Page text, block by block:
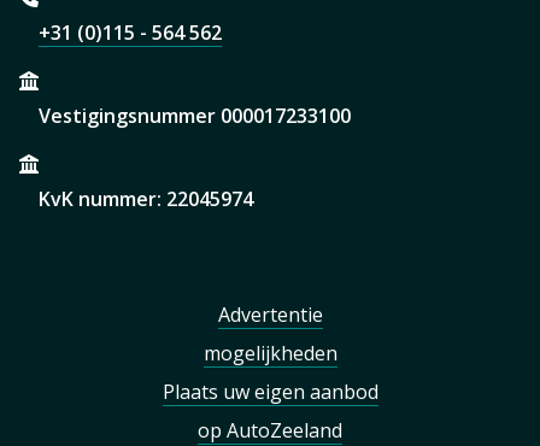
+31 (0)115 - 564 562
Vestigingsnummer 000017233100
KvK nummer: 22045974
Advertentie
mogelijkheden
Plaats uw eigen aanbod
op AutoZeeland